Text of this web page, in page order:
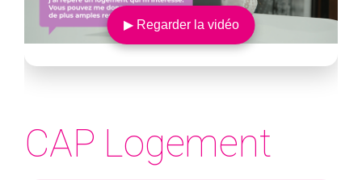
▶ Regarder la vidéo
CAP Logement